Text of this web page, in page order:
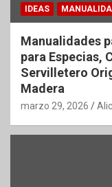
IDEAS
Manualidades
para Especias,
Servilletero
Madera
marzo 29, 2026